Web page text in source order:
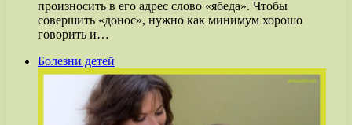
произносить в его адрес слово «ябеда». Чтобы
совершить «донос», нужно как минимум хорошо
говорить и…
Болезни детей